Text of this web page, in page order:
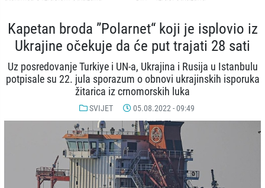
Kapetan broda ”Polarnet“ koji je isplovio iz
Ukrajine očekuje da će put trajati 28 sati
Uz posredovanje Turkiye i UN-a, Ukrajina i Rusija u Istanbulu
potpisale su 22. jula sporazum o obnovi ukrajinskih isporuka
žitarica iz crnomorskih luka
SVIJET 05.08.2022 - 09:49